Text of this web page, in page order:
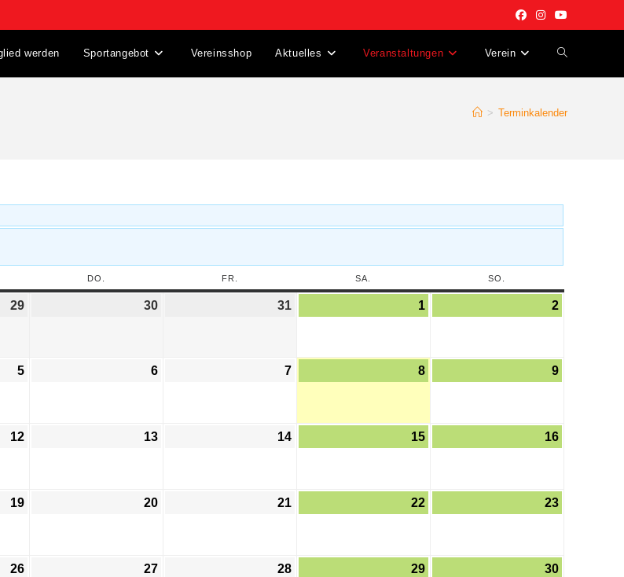
werden Sportangebot Vereinsshop Aktuelles Veranstaltungen Verein
> Terminkalender
DO. FR. SA. SO.
29 30 31 1 2
5 6 7 8 9
12 13 14 15 16
19 20 21 22 23
26 27 28 29 30